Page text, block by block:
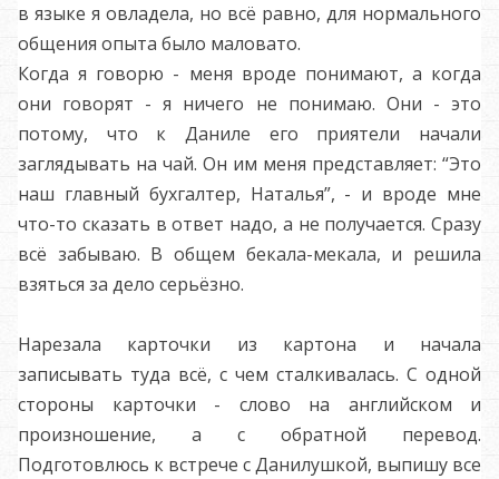
в языке я овладела, но всё равно, для нормального
общения опыта было маловато.
Когда я говорю - меня вроде понимают, а когда
они говорят - я ничего не понимаю. Они - это
потому, что к Даниле его приятели начали
заглядывать на чай. Он им меня представляет: “Это
наш главный бухгалтер, Наталья”, - и вроде мне
что-то сказать в ответ надо, а не получается. Сразу
всё забываю. В общем бекала-мекала, и решила
взяться за дело серьёзно.
Нарезала карточки из картона и начала
записывать туда всё, с чем сталкивалась. С одной
стороны карточки - слово на английском и
произношение, а с обратной перевод.
Подготовлюсь к встрече с Данилушкой, выпишу все